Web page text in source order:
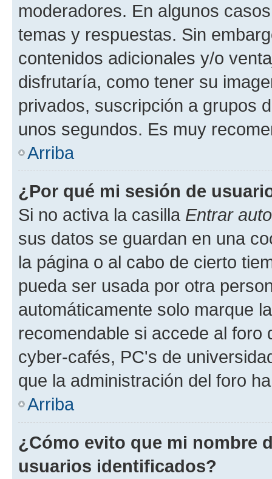
moderadores. En algunos
temas y respuestas. Sin
contenidos adicionales y/o
disfrutaría, como tener su
privados, suscripción a grupos
unos segundos. Es muy
Arriba
¿Por qué mi sesión de
Si no activa la casilla Entrar
sus datos se guardan en una
la página o al cabo de cierto
pueda ser usada por otra
automáticamente solo marque
recomendable si accede al foro
cyber-cafés, PC's de
que la administración del foro
Arriba
¿Cómo evito que mi nombre
usuarios identificados?